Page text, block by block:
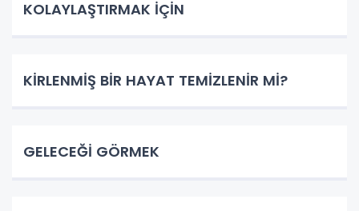
KOLAYLAŞTIRMAK İÇİN
KİRLENMİŞ BİR HAYAT TEMİZLENİR Mİ?
GELECEĞİ GÖRMEK